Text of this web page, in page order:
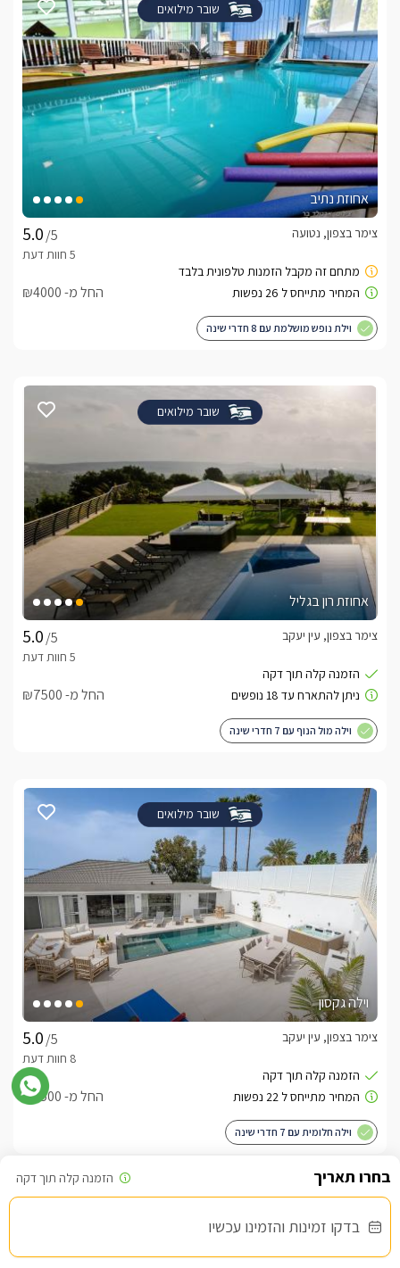
בדקו זמינות והזמינו עכשיו
שובר מילואים
אחוזת נתיב
/5
צימר בצפון, נטועה
החל מ- ₪4000
וילת נופש מושלמת עם 8 חדרי שינה
שובר מילואים
אחוזת רון בגליל
/5
צימר בצפון, עין יעקב
החל מ- ₪7500
וילה מול הנוף עם 7 חדרי שינה
שובר מילואים
וילה גקסון
/5
צימר בצפון, עין יעקב
החל מ- ₪5500
וילה חלומית עם 7 חדרי שינה